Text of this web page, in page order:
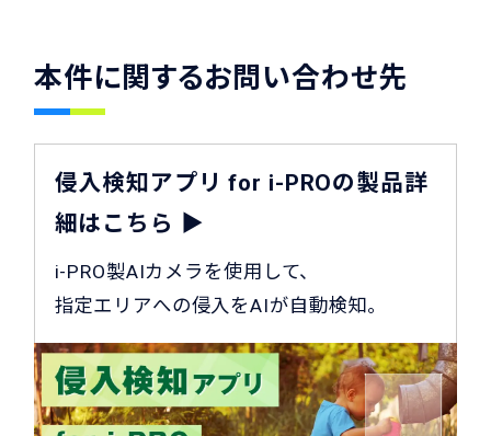
本件に関するお問い合わせ先
侵入検知アプリ for i-PROの製品詳
細はこちら ▶
i-PRO製AIカメラを使用して、
指定エリアへの侵入をAIが自動検知。